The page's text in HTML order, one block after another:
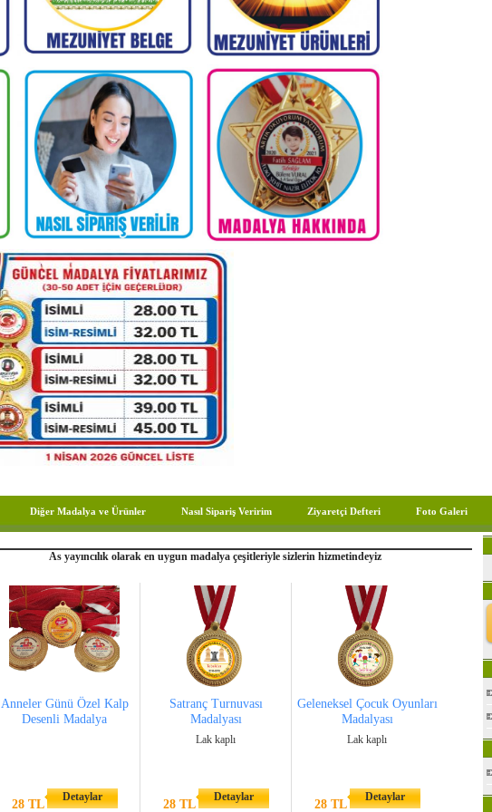
Diğer Madalya ve Ürünler Nasıl Sipariş Veririm Ziyaretçi Defteri Foto Galeri
As yayıncılık olarak en uygun madalya çeşitleriyle sizlerin hizmetindeyiz
Anneler Günü Özel Kalp
Desenli Madalya
28 TL
Detaylar
Satranç Turnuvası
Madalyası
Lak kaplı
28 TL
Detaylar
Geleneksel Çocuk Oyunları
Madalyası
Lak kaplı
28 TL
Detaylar